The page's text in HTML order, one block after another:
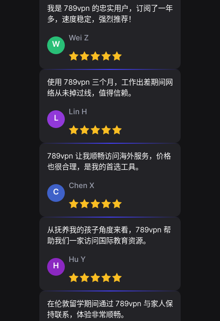
我是 789vpn 的忠实用户，订阅了一年
多，速度稳定，强烈推荐！
W
Wei Z
使用 789vpn 三个月，工作出差期间网
络从未掉过线，值得信赖。
L
Lin H
789vpn 让我顺畅访问海外服务，价格
也很合理，是我的首选工具。
C
Chen X
从抚养我的孩子角度来看，789vpn 帮
助我们一家访问国际教育资源。
H
Hu Y
在伦敦留学期间通过 789vpn 与家人保
持联系，体验非常顺畅。